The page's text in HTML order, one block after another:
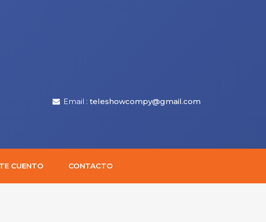
Email : teleshowcompy@gmail.com
TE CUENTO CONTACTO